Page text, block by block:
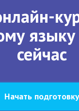
сейчас
Начать подготовку